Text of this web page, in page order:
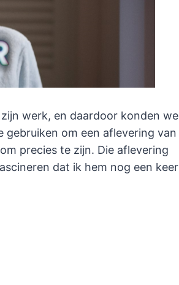
werk, en daardoor konden we
gebruiken om een aflevering van
precies te zijn. Die aflevering
dat ik hem nog een keer